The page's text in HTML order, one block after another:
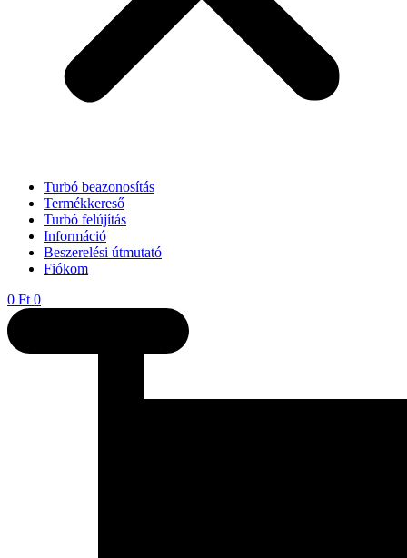
Turbó beazonosítás
Termékkereső
Turbó felújítás
Információ
Beszerelési útmutató
Fiókom
0 Ft 0